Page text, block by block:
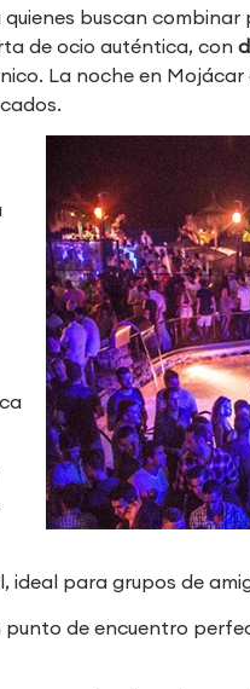
quienes buscan
de ocio auténtica, con
La noche en
para grupos de
de encuentro